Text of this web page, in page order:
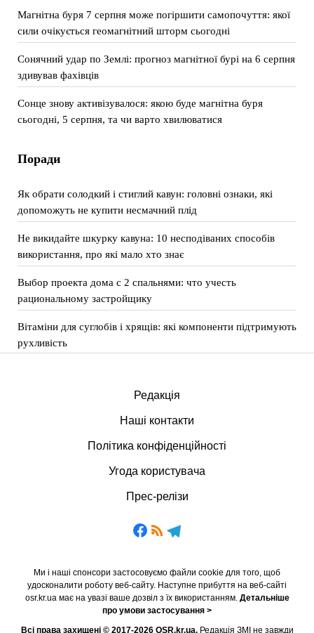
Магнітна буря 7 серпня може погіршити самопочуття: якої
сили очікується геомагнітний шторм сьогодні
Сонячний удар по Землі: прогноз магнітної бурі на 6 серпня
здивував фахівців
Сонце знову активізувалося: якою буде магнітна буря
сьогодні, 5 серпня, та чи варто хвилюватися
Поради
Як обрати солодкий і стиглий кавун: головні ознаки, які
допоможуть не купити несмачний плід
Не викидайте шкурку кавуна: 10 несподіваних способів
використання, про які мало хто знає
Выбор проекта дома с 2 спальнями: что учесть
рациональному застройщику
Вітаміни для суглобів і хрящів: які компоненти підтримують
рухливість
Редакція
Наші контакти
Політика конфіденційності
Угода користувача
Прес-релізи
Ми і наші спонсори застосовуємо файли cookie для того, щоб
удосконалити роботу веб-сайту. Наступне прибуття на веб-сайті
osr.kr.ua має на увазі ваше дозвіл з їх використанням. Детальніше
про умови застосування >
Всі права захищені © 2017-2026 OSR.kr.ua.Редакція ЗМІ не завжди